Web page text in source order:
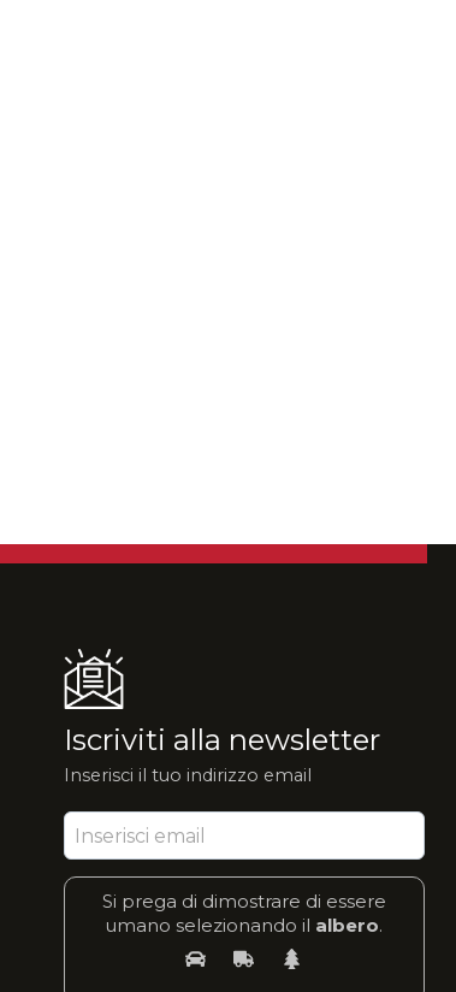
Iscriviti alla newsletter
Inserisci il tuo indirizzo email
Si prega di dimostrare di essere
umano selezionando il albero.